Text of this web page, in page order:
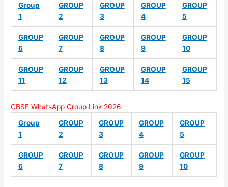
Group
1
GROUP
2
GROUP
3
GROUP
4
GROUP
5
GROUP
6
GROUP
7
GROUP
8
GROUP
9
GROUP
10
GROUP
11
GROUP
12
GROUP
13
GROUP
14
GROUP
15
CBSE WhatsApp Group Link 2026
Group
1
GROUP
2
GROUP
3
GROUP
4
GROUP
5
GROUP
6
GROUP
7
GROUP
8
GROUP
9
GROUP
10